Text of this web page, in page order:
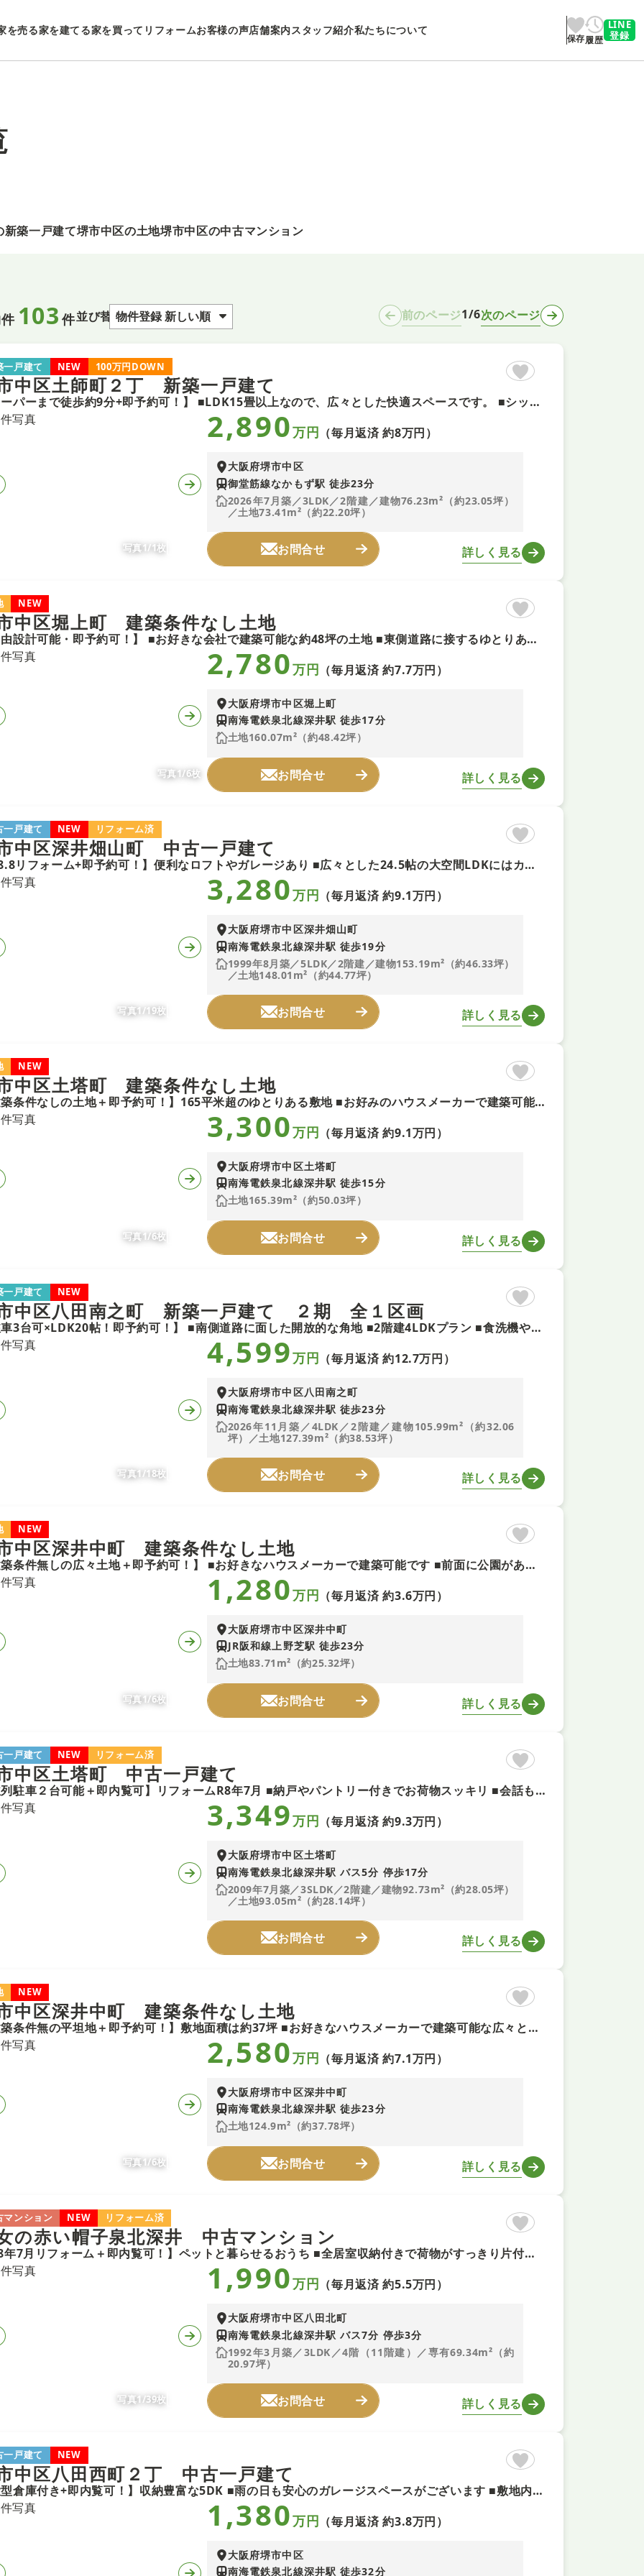
を売る家を建てる家を買ってリフォームお客様の声店舗案内スタッフ紹介私たちについて
保存履歴
LINE
登録
新築一戸建て堺市中区の土地堺市中区の中古マンション
103 件並び替え 前のページ1/6次のページ
一戸建て NEW 100万円DOWN
中区土師町２丁 新築一戸建て
【スーパーまで徒歩約9分+即予約可！】 ■LDK15畳以上なので、広々とした快適スペースです。 ■シックハウス症候群などの原因となる有害な素材を含まないノンホルムアルデヒドを使用した物件です。 ■毎日の車通勤でも安心、カースペース付です。
写真1/1枚
2,890万円 （毎月返済 約8万円）
大阪府堺市中区
御堂筋線なかもず駅 徒歩23分
2026年7月築／3LDK／2階建／建物76.23m²（約23.05坪）
／土地73.41m²（約22.20坪）
お問合せ 詳しく見る
NEW
中区堀上町 建築条件なし土地
【自由設計可能・即予約可！】 ■お好きな会社で建築可能な約48坪の土地 ■東側道路に接するゆとりある敷地 ■前面道路は幅員約6mで駐車もスムーズです ■解体更地渡しのためスムーズに建築できます
写真1/6枚
2,780万円 （毎月返済 約7.7万円）
大阪府堺市中区堀上町
南海電鉄泉北線深井駅 徒歩17分
土地160.07m²（約48.42坪）
お問合せ 詳しく見る
一戸建て NEW リフォーム済
中区深井畑山町 中古一戸建て
【R8.8リフォーム+即予約可！】便利なロフトやガレージあり ■広々とした24.5帖の大空間LDKにはカウンターキッチン付き ■季節物も収納できるウォークインクローゼットあり ■全居室に収納付き
写真1/19枚
3,280万円 （毎月返済 約9.1万円）
大阪府堺市中区深井畑山町
南海電鉄泉北線深井駅 徒歩19分
1999年8月築／5LDK／2階建／建物153.19m²（約46.33坪）
／土地148.01m²（約44.77坪）
お問合せ 詳しく見る
NEW
中区土塔町 建築条件なし土地
【建築条件なしの土地＋即予約可！】165平米超のゆとりある敷地 ■お好みのハウスメーカーで建築可能 ■二方向接道につき開放感があります ■解体更地渡しでスムーズに建築を始められます
写真1/6枚
3,300万円 （毎月返済 約9.1万円）
大阪府堺市中区土塔町
南海電鉄泉北線深井駅 徒歩15分
土地165.39m²（約50.03坪）
お問合せ 詳しく見る
一戸建て NEW
中区八田南之町 新築一戸建て ２期 全１区画
【駐車3台可×LDK20帖！即予約可！】 ■南側道路に面した開放的な角地 ■2階建4LDKプラン ■食洗機や浴室乾燥機など設備充実 ■八田荘小学校も徒歩6分、八田荘中学校まで徒歩約5分で通学安心
写真1/18枚
4,599万円 （毎月返済 約12.7万円）
大阪府堺市中区八田南之町
南海電鉄泉北線深井駅 徒歩23分
2026年11月築／4LDK／2階建／建物105.99m²（約32.06
坪）／土地127.39m²（約38.53坪）
お問合せ 詳しく見る
NEW
中区深井中町 建築条件なし土地
【建築条件無しの広々土地＋即予約可！】 ■お好きなハウスメーカーで建築可能です ■前面に公園があり緑豊かな住環境です ■間口が広く開放的な敷地となっております
写真1/6枚
1,280万円 （毎月返済 約3.6万円）
大阪府堺市中区深井中町
JR阪和線上野芝駅 徒歩23分
土地83.71m²（約25.32坪）
お問合せ 詳しく見る
一戸建て NEW リフォーム済
中区土塔町 中古一戸建て
【並列駐車２台可能＋即内覧可】リフォームR8年7月 ■納戸やパントリー付きでお荷物スッキリ ■会話も弾む対面式キッチン！ＬＤＫ１８帖でゆったり寛げます ■防犯面も安心のモニター付きインターホン有
3,349万円 （毎月返済 約9.3万円）
大阪府堺市中区土塔町
南海電鉄泉北線深井駅 バス5分 停歩17分
2009年7月築／3SLDK／2階建／建物92.73m²（約28.05坪）
／土地93.05m²（約28.14坪）
お問合せ 詳しく見る
NEW
中区深井中町 建築条件なし土地
【建築条件無の平坦地＋即予約可！】敷地面積は約37坪 ■お好きなハウスメーカーで建築可能な広々とした敷地 ■更地渡しのため解体費用がかかりません ■深井西小学校まで徒歩約7分で安心の距離
写真1/6枚
2,580万円 （毎月返済 約7.1万円）
大阪府堺市中区深井中町
南海電鉄泉北線深井駅 徒歩23分
土地124.9m²（約37.78坪）
お問合せ 詳しく見る
マンション NEW リフォーム済
の赤い帽子泉北深井 中古マンション
【R8年7月リフォーム＋即内覧可！】ペットと暮らせるおうち ■全居室収納付きで荷物がすっきり片付きますね ■通風に配慮した2面バルコニー仕様です！ ■コノミヤ徒歩6分で毎日のお買物に便利です！
写真1/39枚
1,990万円 （毎月返済 約5.5万円）
大阪府堺市中区八田北町
南海電鉄泉北線深井駅 バス7分 停歩3分
1992年3月築／3LDK／4階（11階建）／専有69.34m²（約
20.97坪）
お問合せ 詳しく見る
一戸建て NEW
中区八田西町２丁 中古一戸建て
【大型倉庫付き+即内覧可！】収納豊富な5DK ■雨の日も安心のガレージスペースがございます ■敷地内には年中快適に使える大型の倉庫付き ■前道幅員約6mとゆとりがあり車の出し入れもスムーズ
1,380万円 （毎月返済 約3.8万円）
大阪府堺市中区
南海電鉄泉北線深井駅 徒歩32分